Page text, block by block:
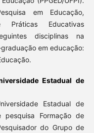
em Educação,
Práticas Educativas
disciplinas na
em educação:
Estadual de
Estadual de
pesquisa Formação de
do Grupo de